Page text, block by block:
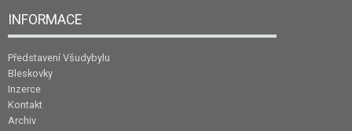
INFORMACE
Představení Všudybylu
Bleskovky
Inzerce
Kontakt
Archiv